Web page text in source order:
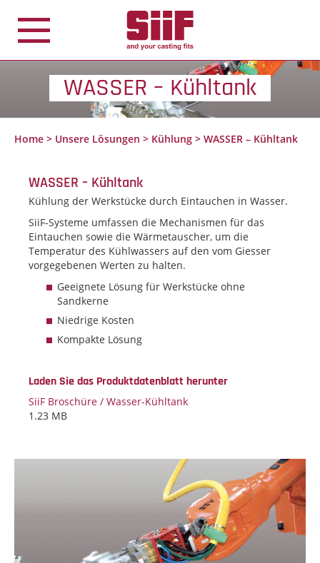
WASSER – Kühltank
Home > Unsere Lösungen > Kühlung > WASSER – Kühltank
WASSER – Kühltank
Kühlung der Werkstücke durch Eintauchen in Wasser.
SiiF-Systeme umfassen die Mechanismen für das
Eintauchen sowie die Wärmetauscher, um die
Temperatur des Kühlwassers auf den vom Giesser
vorgegebenen Werten zu halten.
Geeignete Lösung für Werkstücke ohne
Sandkerne
Niedrige Kosten
Kompakte Lösung
Laden Sie das Produktdatenblatt herunter
SiiF Broschüre / Wasser-Kühltank
1.23 MB